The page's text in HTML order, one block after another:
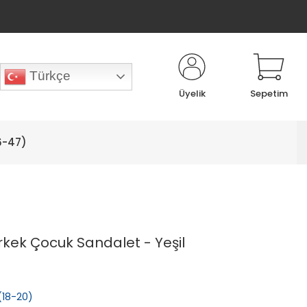
Türkçe
Üyelik Sepetim
47)
Çocuk Sandalet - Yeşil
20)